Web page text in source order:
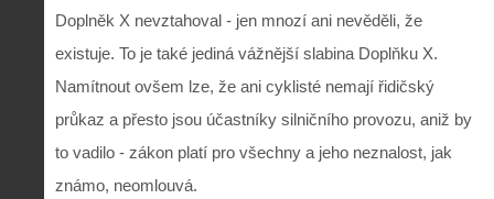
Doplněk X nevztahoval - jen mnozí ani nevěděli, že
existuje. To je také jediná vážnější slabina Doplňku X.
Namítnout ovšem lze, že ani cyklisté nemají řidičský
průkaz a přesto jsou účastníky silničního provozu, aniž by
to vadilo - zákon platí pro všechny a jeho neznalost, jak
známo, neomlouvá.